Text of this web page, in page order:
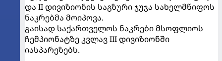
და II დივიზიონის საგზური ჯუჯა სახელმწიფოს
ნაკრებმა მოიპოვა.
გაისად საქართველოს ნაკრები მსოფლიოს
ჩემპიონატზე კვლავ III დივიზიონში
იასპარეზებს.